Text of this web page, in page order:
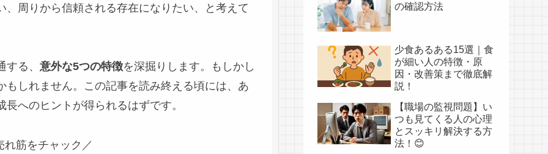
周りから信頼される存在になりたい、と考えて
る、 意外な5つの特徴を深掘りします。もしかし
しれません。この記事を読み終える頃には、あ
へのヒントが得られるはずです。
れ筋をチャック／
の確認方法
少食あるある15選｜食
が細い人の特徴・原
因・改善策まで徹底解
説！
【職場の監視問題】い
つも見てくる人の心理
とスッキリ解決する方
法！😊